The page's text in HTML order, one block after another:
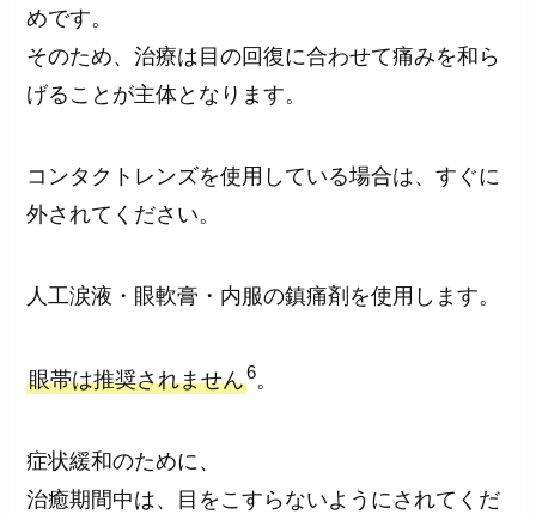
めです。
そのため、治療は目の回復に合わせて痛みを和ら
げることが主体となります。
コンタクトレンズを使用している場合は、すぐに
外されてください。
人工涙液・眼軟膏・内服の鎮痛剤を使用します。
眼帯は推奨されません6。
症状緩和のために、
治癒期間中は、目をこすらないようにされてくだ